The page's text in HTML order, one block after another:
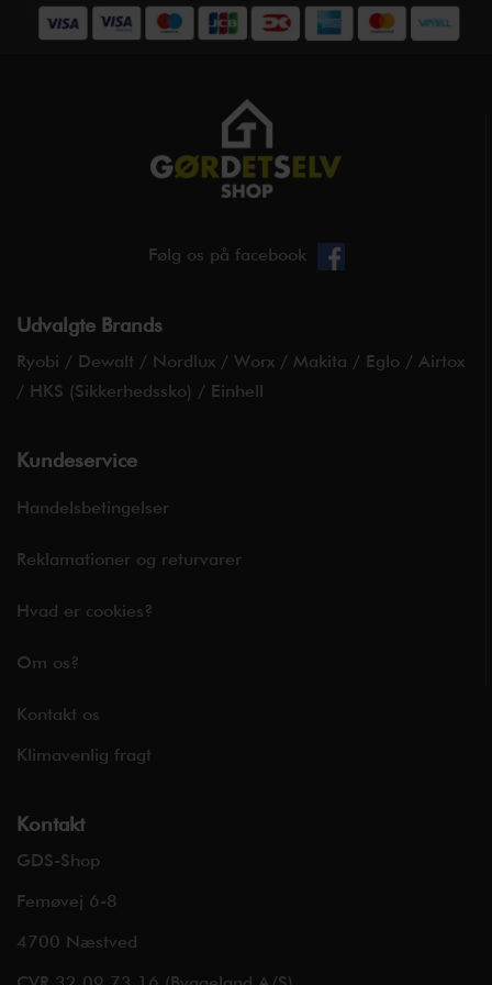
Følg os på facebook
Udvalgte Brands
Ryobi / Dewalt / Nordlux / Worx / Makita / Eglo / Airtox
/ HKS (Sikkerhedssko) / Einhell
Kundeservice
Handelsbetingelser
Reklamationer og returvarer
Hvad er cookies?
Om os?
Kontakt os
Klimavenlig fragt
Kontakt
GDS-Shop
Femøvej 6-8
4700 Næstved